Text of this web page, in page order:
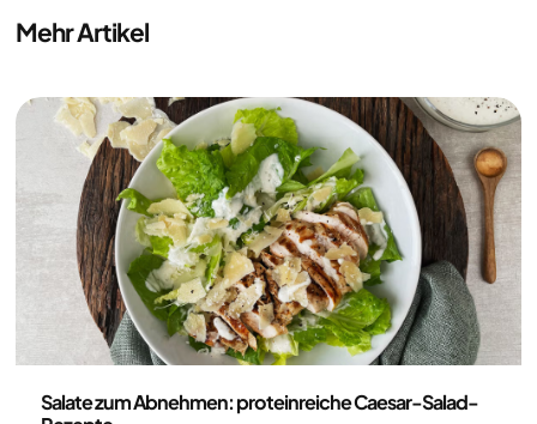
Mehr Artikel
Salate zum Abnehmen: proteinreiche Caesar-Salad-